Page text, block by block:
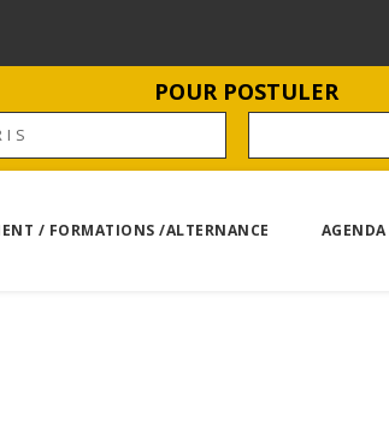
POUR POSTULER
/ FORMATIONS /ALTERNANCE AGENDA